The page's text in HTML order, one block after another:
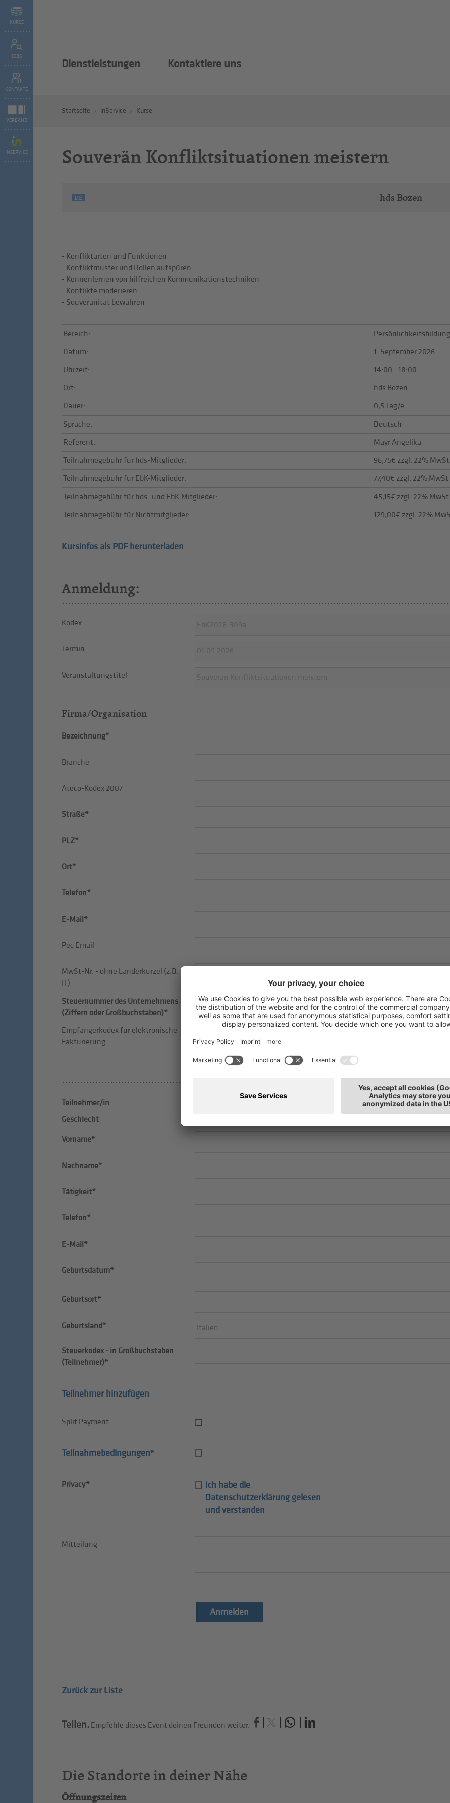
KURSE
JOBS
KONTAKTE
VERBAND
INSERVICE
Dienstleistungen Kontaktiere uns
Startseite inService Kurse
Souverän Konfliktsituationen meistern
DE hds Bozen
- Konfliktarten und Funktionen
- Konfliktmuster und Rollen aufspüren
- Kennenlernen von hilfreichen Kommunikationstechniken
- Konflikte moderieren
- Souveränität bewahren
Bereich:
Persönlichkeitsbildung
Datum:
1. September 2026
Uhrzeit:
14:00 - 18:00
Ort:
hds Bozen
Dauer:
0,5 Tag/e
Sprache:
Deutsch
Referent:
Mayr Angelika
Teilnahmegebühr für hds-Mitglieder:
96,75€ zzgl. 22% MwSt
Teilnahmegebühr für EbK-Mitglieder:
77,40€ zzgl. 22% MwSt
Teilnahmegebühr für hds- und EbK-Mitglieder:
45,15€ zzgl. 22% MwSt
Teilnahmegebühr für Nichtmitglieder:
129,00€ zzgl. 22%
Kursinfos als PDF herunterladen
Anmeldung:
Kodex
Termin
Veranstaltungstitel
Firma/Organisation
Bezeichnung*
Branche
Ateco-Kodex 2007
Straße*
PLZ*
Ort*
Telefon*
E-Mail*
Pec Email
MwSt-Nr. - ohne Länderkürzel (z.B.
IT)
Steuernummer des Unternehmens
(Ziffern oder Großbuchstaben)*
Empfängerkodex für elektronische
Fakturierung
Teilnehmer/in
Geschlecht
Vorname*
Nachname*
Tätigkeit*
Telefon*
E-Mail*
Geburtsdatum*
Geburtsort*
Geburtsland* Italien
Steuerkodex - in Großbuchstaben
(Teilnehmer)*
Teilnehmer hinzufügen
Split Payment
Teilnahmebedingungen*
Privacy*
Ich habe die
Datenschutzerklärung gelesen
und verstanden
Mitteilung
Anmelden
Zurück zur Liste
Teilen. Empfehle dieses Event deinen Freunden weiter.
Die Standorte in deiner Nähe
Öffnungszeiten